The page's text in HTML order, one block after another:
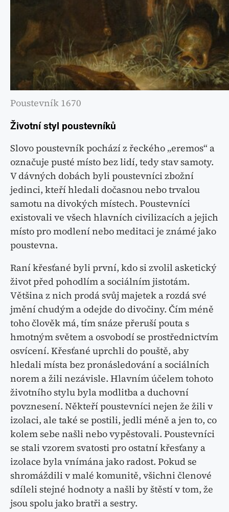
Poustevník 1670
Životní styl poustevníků
Slovo poustevník pochází z řeckého „eremos“ a
označuje pusté místo bez lidí, tedy stav samoty.
V dávných dobách byli poustevníci zbožní
jedinci, kteří hledali dočasnou nebo trvalou
samotu na divokých místech. Poustevníci
existovali ve všech hlavních civilizacích a jejich
místo pro modlení nebo meditaci je známé jako
poustevna.
Raní křesťané byli první, kdo si zvolil asketický
život před pohodlím a sociálním jistotám.
Většina z nich prodá svůj majetek a rozdá své
jmění chudým a odejde do divočiny. Čím méně
toho člověk má, tím snáze přeruší pouta s
hmotným světem a osvobodí se prostřednictvím
osvícení. Křesťané uprchli do pouště, aby
hledali místa bez pronásledování a sociálních
norem a žili nezávisle. Hlavním účelem tohoto
životního stylu byla modlitba a duchovní
povznesení. Někteří poustevníci nejen že žili v
izolaci, ale také se postili, jedli méně a jen to, co
kolem sebe našli nebo vypěstovali. Poustevníci
se stali vzorem svatosti pro ostatní křesťany a
izolace byla vnímána jako radost. Pokud se
shromáždili v malé komunitě, všichni členové
sdíleli stejné hodnoty a našli by štěstí v tom, že
jsou spolu jako bratři a sestry.